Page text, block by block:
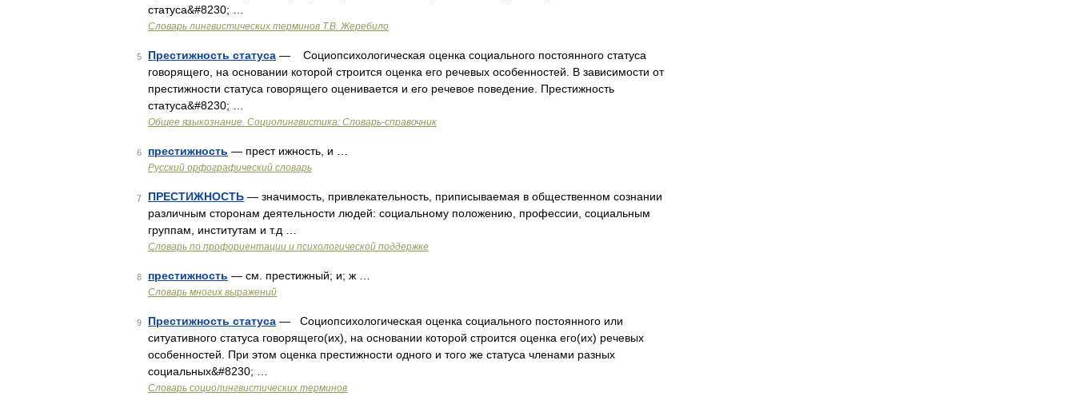
статуса&#8230; …
Словарь лингвистических терминов Т.В. Жеребило
5 Престижность статуса — Социопсихологическая оценка социального постоянного статуса
говорящего, на основании которой строится оценка его речевых особенностей. В зависимости от
престижности статуса говорящего оценивается и его речевое поведение. Престижность
статуса&#8230; …
Общее языкознание. Социолингвистика: Словарь-справочник
6 престижность — прест ижность, и …
Русский орфографический словарь
7 ПРЕСТИЖНОСТЬ — значимость, привлекательность, приписываемая в общественном сознании
различным сторонам деятельности людей: социальному положению, профессии, социальным
группам, институтам и т.д …
Словарь по профориентации и психологической поддержке
8 престижность — см. престижный; и; ж …
Словарь многих выражений
9 Престижность статуса — Социопсихологическая оценка социального постоянного или
ситуативного статуса говорящего(их), на основании которой строится оценка его(их) речевых
особенностей. При этом оценка престижности одного и того же статуса членами разных
социальных&#8230; …
Словарь социолингвистических терминов